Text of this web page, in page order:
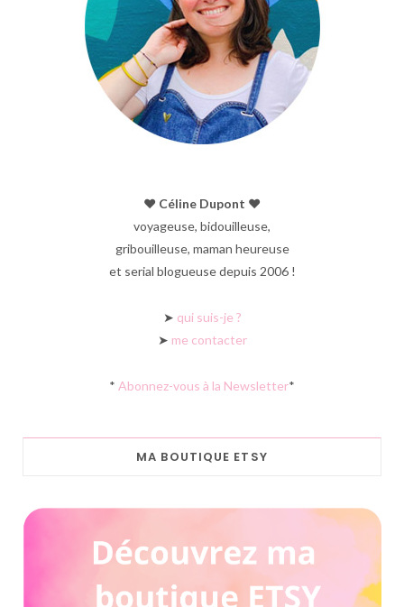
♥︎ Céline Dupont ♥︎
voyageuse, bidouilleuse,
gribouilleuse, maman heureuse
et serial blogueuse depuis 2006 !
➤ qui suis-je ?
➤ me contacter
* Abonnez-vous à la Newsletter*
MA BOUTIQUE ETSY